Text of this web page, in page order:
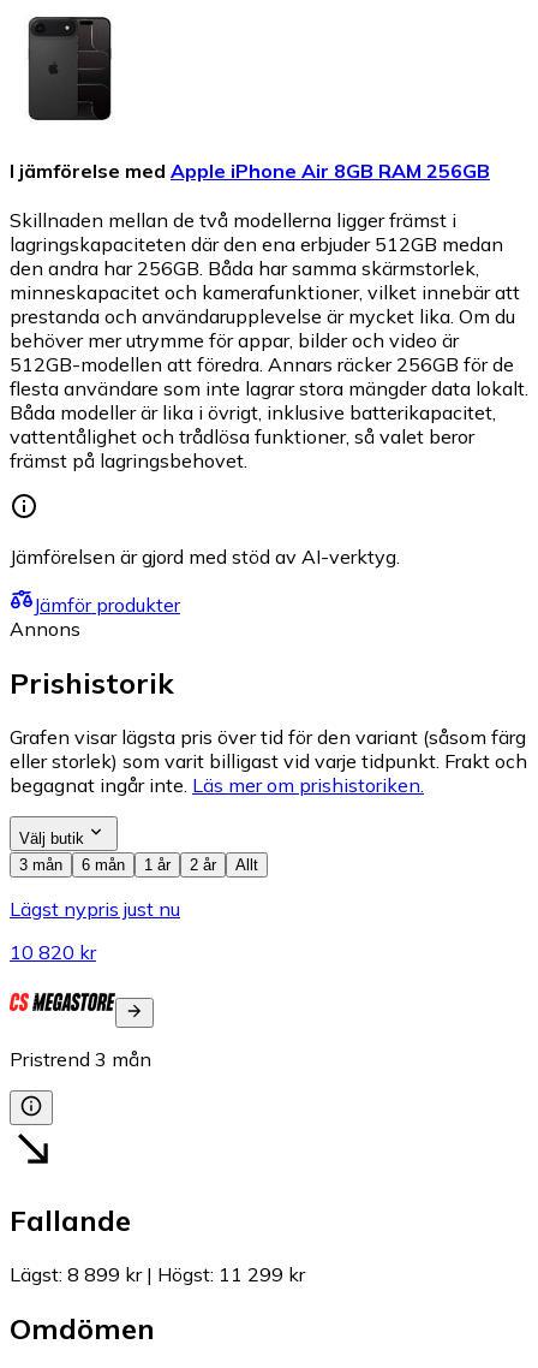
I jämförelse med Apple iPhone Air 8GB RAM 256GB
Skillnaden mellan de två modellerna ligger främst i
lagringskapaciteten där den ena erbjuder 512GB medan
den andra har 256GB. Båda har samma skärmstorlek,
minneskapacitet och kamerafunktioner, vilket innebär att
prestanda och användarupplevelse är mycket lika. Om du
behöver mer utrymme för appar, bilder och video är
512GB-modellen att föredra. Annars räcker 256GB för de
flesta användare som inte lagrar stora mängder data lokalt.
Båda modeller är lika i övrigt, inklusive batterikapacitet,
vattentålighet och trådlösa funktioner, så valet beror
främst på lagringsbehovet.
Jämförelsen är gjord med stöd av AI-verktyg.
Jämför produkter
Annons
Prishistorik
Grafen visar lägsta pris över tid för den variant (såsom färg
eller storlek) som varit billigast vid varje tidpunkt. Frakt och
begagnat ingår inte. Läs mer om prishistoriken.
Välj butik
3 mån
6 mån 1 år 2 år Allt
Lägst nypris just nu
10 820 kr
Pristrend 3 mån
Fallande
Lägst: 8 899 kr| Högst: 11 299 kr
Omdömen